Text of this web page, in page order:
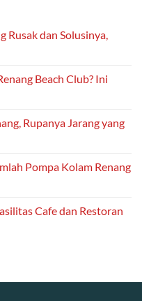
Rusak dan Solusinya,
Beach Club? Ini
Rupanya Jarang yang
Pompa Kolam Renang
Cafe dan Restoran